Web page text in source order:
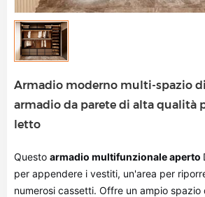
Armadio moderno multi-spazio
armadio da parete di alta qualità
letto
Questo armadio multifunzionale aperto
per appendere i vestiti, un'area per
numerosi cassetti. Offre un ampio